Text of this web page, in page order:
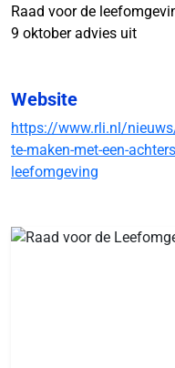
Raad voor de
9 oktober advies uit
Website
https://www.rli.nl/
te-maken-met-een-
leefomgeving